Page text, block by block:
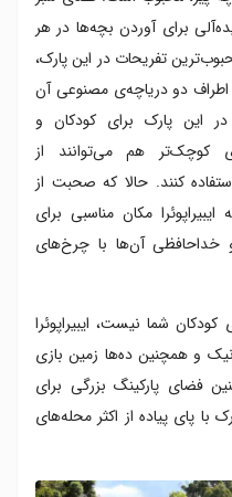
برای آوردن بچه‌ها در هر
تفریحات در این پارک،
دو دریاچه‌ی مصنوعی آن
این پارک برای کودکان و
کوچک‌تر هم می‌توانند از
کنند. حالا که صحبت از
مکان مناسبی برای
خداحافظی آن‌ها با چرخ‌های
شما نیست، ایبیراپوئرا
و همچنین ده‌ها زمین بازی
فضای پارکینگ بزرگی برای
پای پیاده از اکثر محله‌های